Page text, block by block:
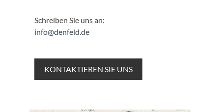
Schreiben Sie uns an:
info@denfeld.de
KONTAKTIEREN SIE UNS